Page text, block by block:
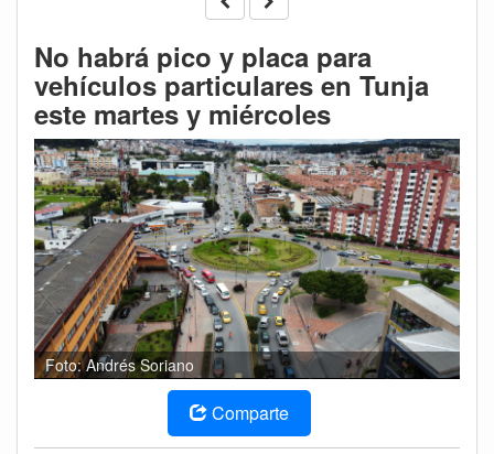
No habrá pico y placa para
vehículos particulares en Tunja
este martes y miércoles
Foto: Andrés Soriano
Comparte